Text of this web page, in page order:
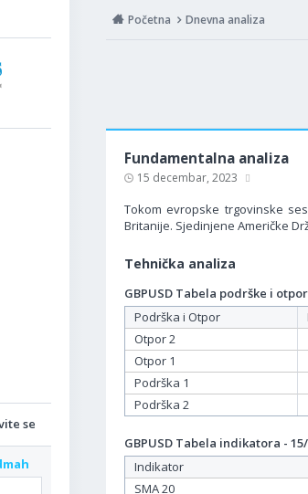
se
Početna Dnevna analiza
Fundamentalna analiza
15 decembar, 2023
Tokom evropske trgovinske
Britanije. Sjedinjene Američke
Tehnička analiza
GBPUSD Tabela podrške i
Podrška i Otpor
Otpor 2
Otpor 1
Podrška 1
Podrška 2
GBPUSD Tabela indikatora -
Indikator
SMA 20